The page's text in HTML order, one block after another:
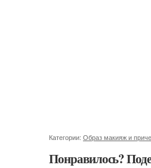
Категории: Образ макияж и
Понравилось?